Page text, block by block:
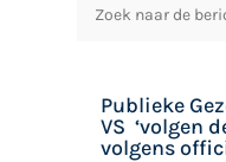
Publieke
VS ‘volgen
volgens